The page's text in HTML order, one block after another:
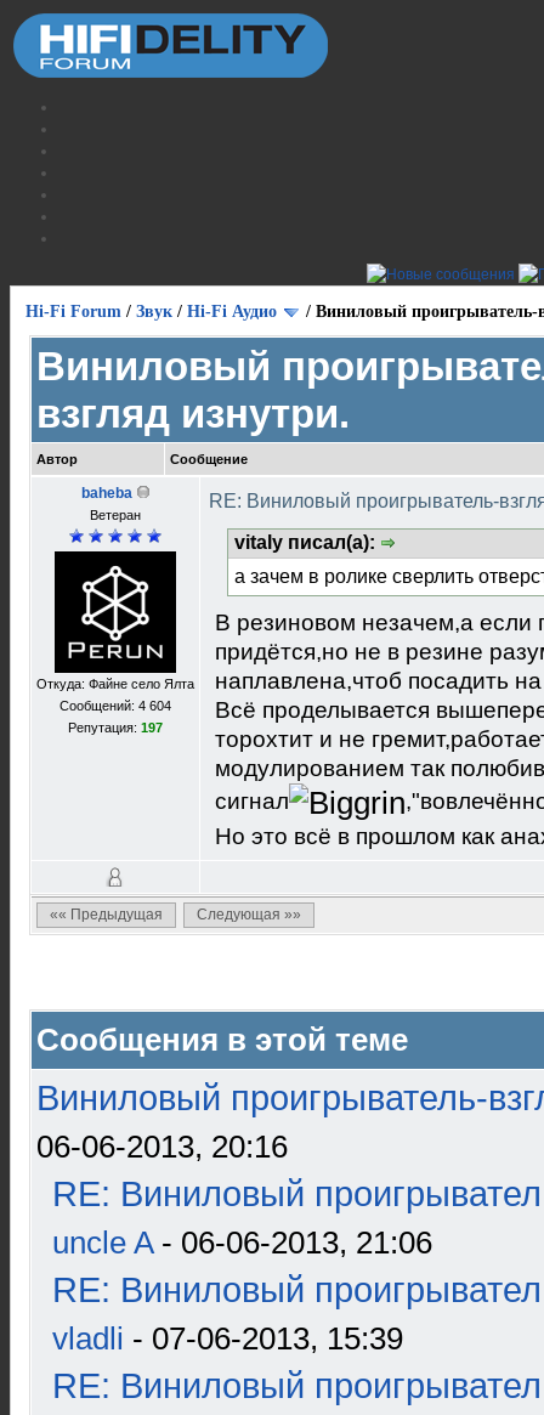
Hi-Fi Forum / Звук / Hi-Fi Аудио / Виниловый проигрыватель-
Виниловый
взгляд изнутри.
Автор Сообщение
baheba
Ветеран
Откуда: Файне село Ялта
Сообщений: 4 604
Репутация: 197
RE: Виниловый проигрыватель-
vitaly писал(а):
а зачем в ролике сверлить
В резиновом незачем,а если
придётся,но не в резине
наплавлена,чтоб посадить
Всё проделывается
торохтит и не
модулированием так
сигнал
Но это всё в прошлом как
«« Предыдущая Следующая »»
Сообщения в этой теме
Виниловый проигрыватель-
06-06-2013, 20:16
RE: Виниловый
uncle A- 06-06-2013, 21:06
RE: Виниловый
vladli - 07-06-2013, 15:39
RE: Виниловый